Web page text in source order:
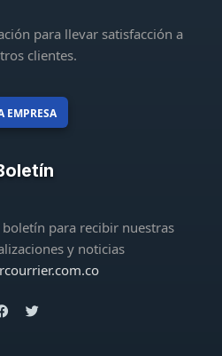
para llevar satisfacción a
clientes.
EMPRESA
boletín para recibir nuestras
y noticias